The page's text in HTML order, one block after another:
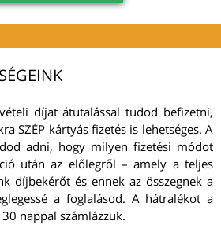
díjat átutalással tudod befizetni,
SZÉP kártyás fizetés is lehetséges. A
adni, hogy milyen fizetési módot
után az előlegről – amely a teljes
díjbekérőt és ennek az összegnek a
a foglalásod. A hátralékot a
nappal számlázzuk.